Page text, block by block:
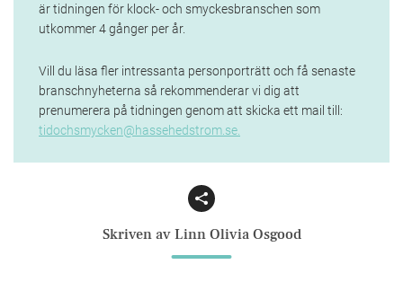
är tidningen för klock- och smyckesbranschen som
utkommer 4 gånger per år.
Vill du läsa fler intressanta personporträtt och få senaste
branschnyheterna så rekommenderar vi dig att
prenumerera på tidningen genom att skicka ett mail till:
tidochsmycken@hassehedstrom.se.
Facebook
Skriven av Linn Olivia Osgood